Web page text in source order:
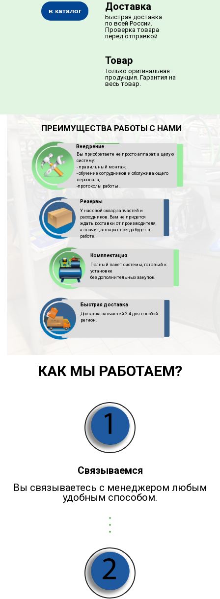
Товар
Доставка
Быстрая доставка
по всей России.
Проверка товара
перед отправкой
Только оригинальная
продукция. Гарантия на
весь товар.
в каталог
ПРЕИМУЩЕСТВА РАБОТЫ С НАМИ
Внедрение
Вы приобретаете не просто аппарат, а целую
систему:
- правильный монтаж,
- обучение сотрудников и обслуживающего
персонала,
-протоколы работы .
Резервы
У нас свой склад запчастей и
расходников. Вам не придется
ждать доставки от производителя,
а значит, аппарат всегда будет в
работе.
Комплектация
Полный пакет системы, готовый к
установке
без дополнительных закупок.
Быстрая доставка
Доставка запчастей 2-4 дня в любой
регион.
КАК МЫ РАБОТАЕМ?
Связываемся
Вы связываетесь с менеджером любым
удобным способом.